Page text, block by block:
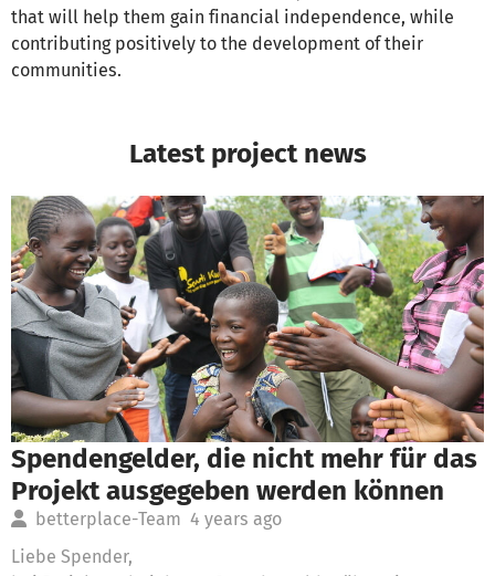
that will help them gain financial independence, while
contributing positively to the development of their
communities.
Latest project news
Spendengelder, die nicht mehr für das
Projekt ausgegeben werden können
betterplace-Team 4 years ago
Liebe Spender,